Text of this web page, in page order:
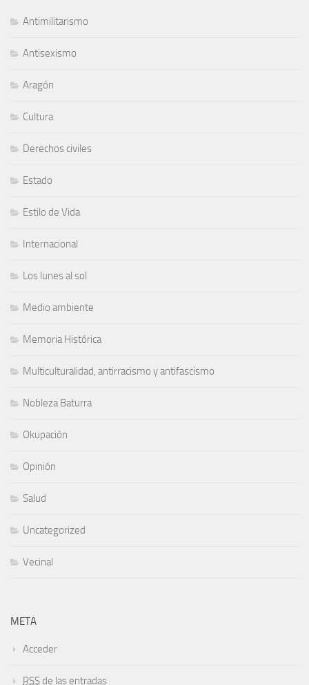
Antimilitarismo
Antisexismo
Aragón
Cultura
Derechos civiles
Estado
Estilo de Vida
Internacional
Los lunes al sol
Medio ambiente
Memoria Histórica
Multiculturalidad, antirracismo y antifascismo
Nobleza Baturra
Okupación
Opinión
Salud
Uncategorized
Vecinal
META
Acceder
RSS de las entradas